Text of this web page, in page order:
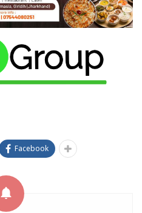
Facebook